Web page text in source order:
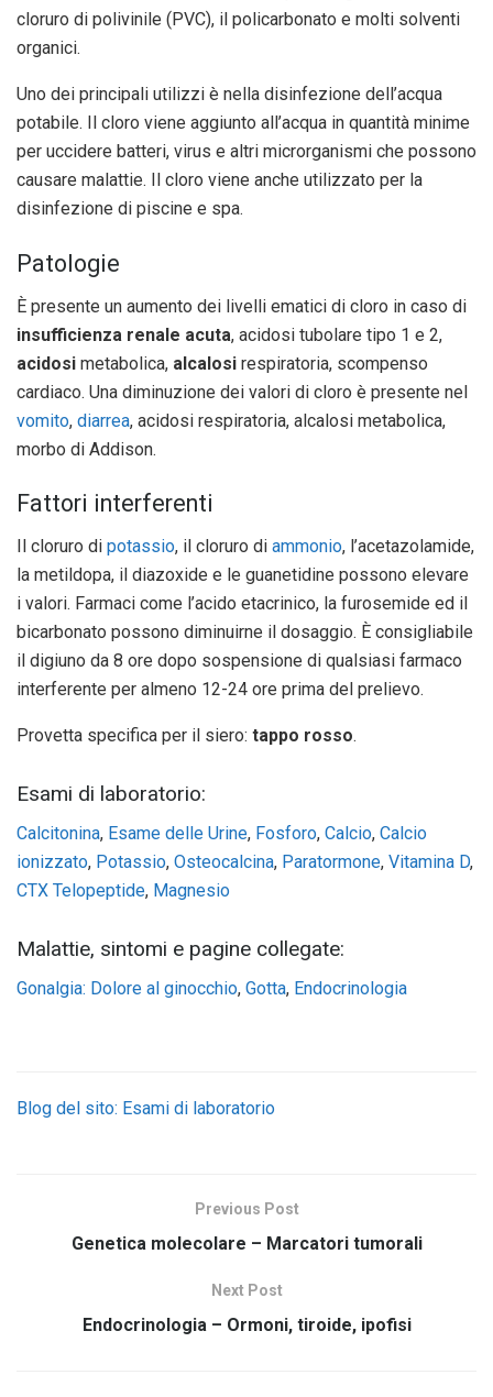
cloruro di polivinile (PVC), il policarbonato e molti solventi
organici.
Uno dei principali utilizzi è nella disinfezione dell’acqua
potabile. Il cloro viene aggiunto all’acqua in quantità minime
per uccidere batteri, virus e altri microrganismi che possono
causare malattie. Il cloro viene anche utilizzato per la
disinfezione di piscine e spa.
Patologie
È presente un aumento dei livelli ematici di cloro in caso di
insufficienza renale acuta, acidosi tubolare tipo 1 e 2,
acidosi metabolica, alcalosi respiratoria, scompenso
cardiaco. Una diminuzione dei valori di cloro è presente nel
vomito, diarrea, acidosi respiratoria, alcalosi metabolica,
morbo di Addison.
Fattori interferenti
Il cloruro di potassio, il cloruro di ammonio, l’acetazolamide,
la metildopa, il diazoxide e le guanetidine possono elevare
i valori. Farmaci come l’acido etacrinico, la furosemide ed il
bicarbonato possono diminuirne il dosaggio. È consigliabile
il digiuno da 8 ore dopo sospensione di qualsiasi farmaco
interferente per almeno 12-24 ore prima del prelievo.
Provetta specifica per il siero: tappo rosso.
Esami di laboratorio:
Calcitonina, Esame delle Urine, Fosforo, Calcio, Calcio
ionizzato, Potassio, Osteocalcina, Paratormone, Vitamina D,
CTX Telopeptide, Magnesio
Malattie, sintomi e pagine collegate:
Gonalgia: Dolore al ginocchio, Gotta, Endocrinologia
Blog del sito: Esami di laboratorio
Previous Post
Genetica molecolare – Marcatori tumorali
Next Post
Endocrinologia – Ormoni, tiroide, ipofisi